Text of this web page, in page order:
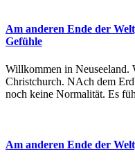
Am anderen Ende der
Gefühle
Willkommen in Neuseeland.
Christchurch. NAch dem
noch keine Normalität. Es
Am anderen Ende der